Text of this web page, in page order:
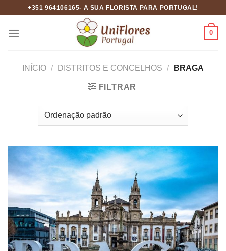
content
+351 964106165- A SUA FLORISTA PARA PORTUGAL!
0
INÍCIO / DISTRITOS E CONCELHOS / BRAGA
FILTRAR